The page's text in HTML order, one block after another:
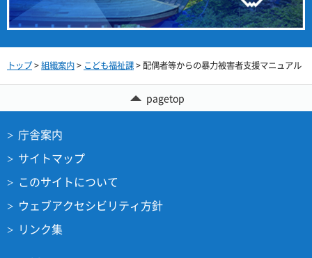
トップ>組織案内> こども福祉課> 配偶者等からの暴力被害者支援マニュアル
pagetop
庁舎案内
サイトマップ
このサイトについて
ウェブアクセシビリティ方針
リンク集